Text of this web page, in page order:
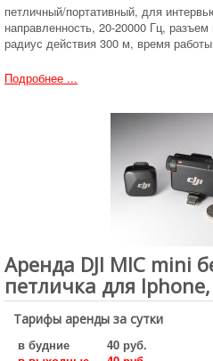
петличный/портативный, для
направленность, 20-20000 Гц,
радиус действия 300 м, время
Подробнее ...
Аренда DJI MIC mini
петличка для
Тарифы аренды за сутки
в будние
40 руб.